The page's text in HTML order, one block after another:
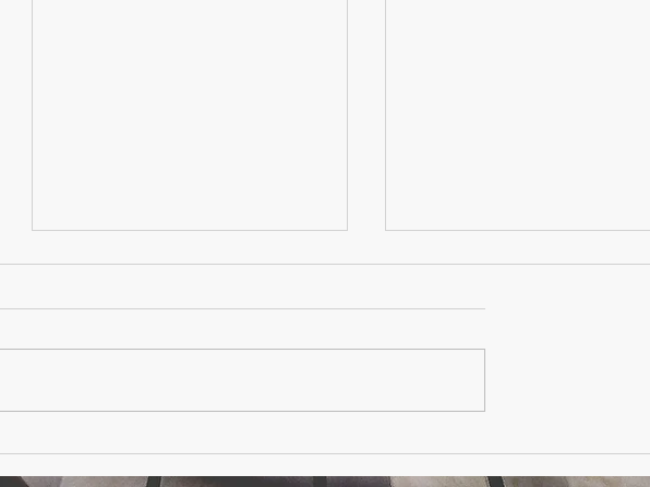
Il trust di comunità rurale
Una proposta innovativa per la
sociale: come operano nel
Il Trust nello sport:
Una nuova frontiera per il